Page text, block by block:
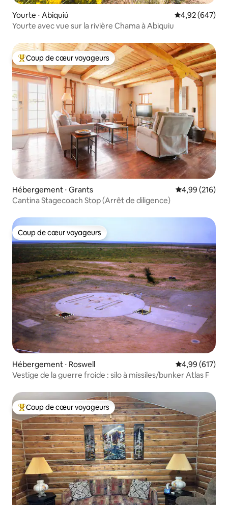
Yourte ⋅ Abiquiú Évaluation
4,92 (647)
Yourte avec vue sur la rivière Chama à Abiquiu
Coups de cœur voyageurs les plus appréciés
Coup de cœur voyageurs
Hébergement ⋅ Grants Évaluation
4,99 (216)
Cantina Stagecoach Stop (Arrêt de diligence)
Coup de cœur voyageurs
Coup de cœur voyageurs
Hébergement ⋅ Roswell Évaluation
4,99 (617)
Vestige de la guerre froide : silo à missiles/bunker Atlas F
Coups de cœur voyageurs les plus appréciés
Coup de cœur voyageurs